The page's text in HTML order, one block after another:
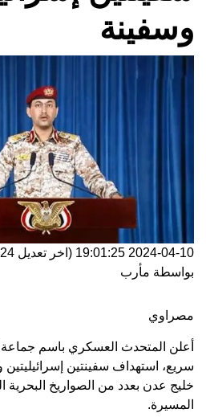
وسفينة
2024-04-10 19:01:25 (اخر تعديل 15:26:01
بواسطة مأرب
مصراوي
أعلن المتحدث العسكري باسم جماعة
سريع، استهداف سفينتين
خليج عدن بعدد من الصواريخ البحرية
المسيرة.